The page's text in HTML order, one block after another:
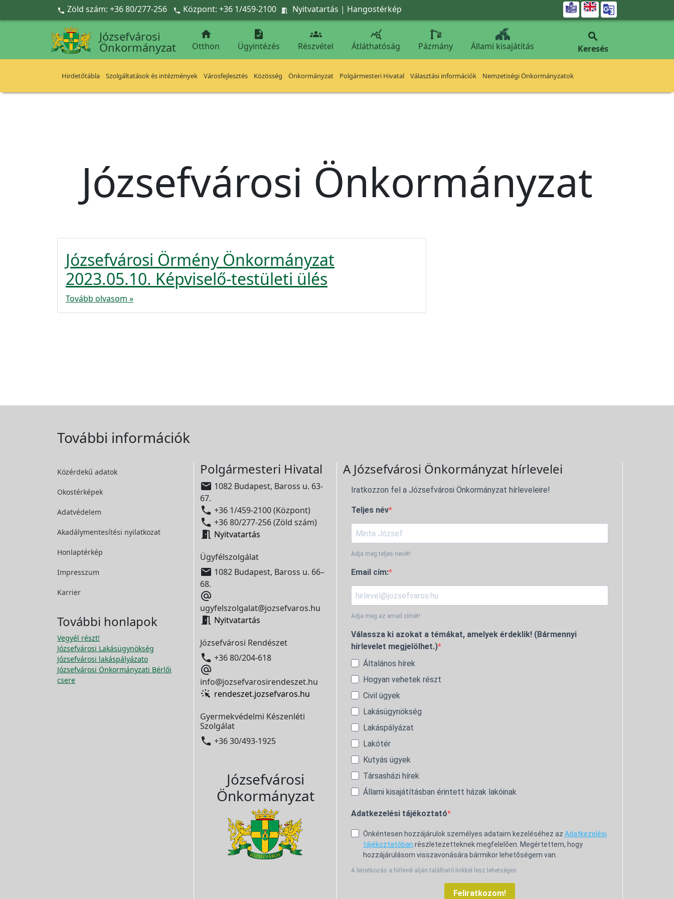
Ugrás a fő tartalomra
 Zöld szám: +36 80/277-256  Központ: +36 1/459-2100  Nyitvatartás | Hangostérkép 
Józsefvárosi
Önkormányzat

Otthon

Ügyintézés

Részvétel

Átláthatóság Pázmány Állami kisajátítás

Keresés
Hirdetőtábla Szolgáltatások és intézmények Városfejlesztés Közösség Önkormányzat Polgármesteri Hivatal Választási információk Nemzetiségi Önkormányzatok
Józsefvárosi Önkormányzat
Józsefvárosi Örmény Önkormányzat
2023.05.10. Képviselő-testületi ülés
Tovább olvasom »
További információk
Közérdekű adatok
Okostérképek
Adatvédelem
Akadálymentesítési nyilatkozat
Honlaptérkép
Impresszum
Karrier
További honlapok
Vegyél részt!
Józsefvárosi Lakásügynökség
Józsefvárosi lakáspályázato
Józsefvárosi Önkormányzati Bérlői
csere
Polgármesteri Hivatal
 1082 Budapest, Baross u. 63-
67.
 +36 1/459-2100 (Központ)
 +36 80/277-256 (Zöld szám)
 Nyitvatartás
Ügyfélszolgálat
 1082 Budapest, Baross u. 66–
68.

ugyfelszolgalat@jozsefvaros.hu
 Nyitvatartás
Józsefvárosi Rendészet
 +36 80/204-618

info@jozsefvarosirendeszet.hu
rendeszet.jozsefvaros.hu
Gyermekvédelmi Készenléti
Szolgálat
 +36 30/493-1925
Józsefvárosi
Önkormányzat
A Józsefvárosi Önkormányzat hírlevelei
Iratkozzon fel a Józsefvárosi Önkormányzat hírleveleire!
Teljes név
Adja meg teljes nevét!
Email cím:
Adja meg az email címét!
Válassza ki azokat a témákat, amelyek érdeklik! (Bármennyi
hírlevelet megjelölhet.)
Általános hírek
Hogyan vehetek részt
Civil ügyek
Lakásügynökség
Lakáspályázat
Lakótér
Kutyás ügyek
Társasházi hírek
Állami kisajátításban érintett házak lakóinak
Adatkezelési tájékoztató
Önkéntesen hozzájárulok személyes adataim kezeléséhez az Adatkezelési
tájékoztatóban részletezetteknek megfelelően. Megértettem, hogy
hozzájárulásom visszavonására bármikor lehetőségem van.
A leiratkozás a hírlevél alján található linkkel lesz lehetséges.
Feliratkozom!